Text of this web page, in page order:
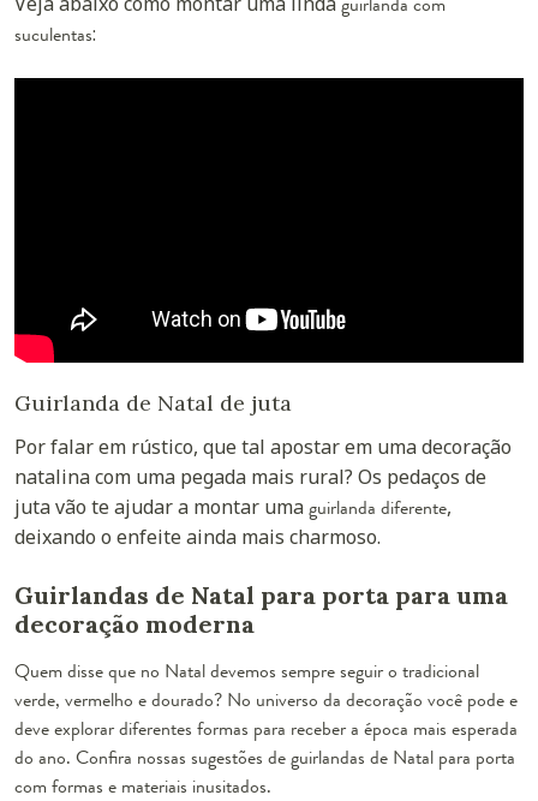
suculentas:
Guirlanda de Natal de juta
Por falar em rústico, que tal apostar em uma decoração
natalina com uma pegada mais rural? Os pedaços de
juta vão te ajudar a montar umaguirlanda diferente,
deixando o enfeite ainda mais charmoso.
Guirlandas de Natal para porta para uma
decoração moderna
Quem disse que no Natal devemos sempre seguir o tradicional
verde, vermelho e dourado? No universo da decoração você pode e
deve explorar diferentes formas para receber a época mais esperada
do ano. Confira nossas sugestões de guirlandas de Natal para porta
com formas e materiais inusitados.